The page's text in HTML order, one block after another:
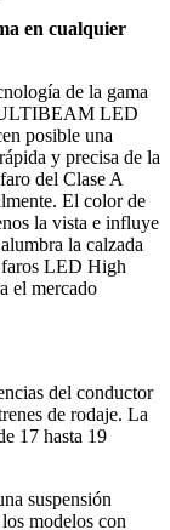
en cualquier
de la gama
LED
posible una
y precisa de la
del Clase A
El color de
la vista e influye
la calzada
faros LED High
el mercado
del conductor
de rodaje. La
17 hasta 19
suspensión
modelos con